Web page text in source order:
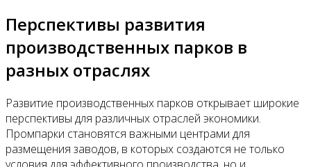
Перспективы развития
производственных парков в
разных отраслях
Развитие производственных парков открывает широкие
перспективы для различных отраслей экономики.
Промпарки становятся важными центрами для
размещения заводов, в которых создаются не только